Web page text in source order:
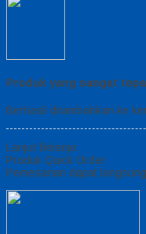
Produk yang sangat
Berhasil ditambahkan ke
Lanjut Belanja
Produk Quick Order
Pemesanan dapat